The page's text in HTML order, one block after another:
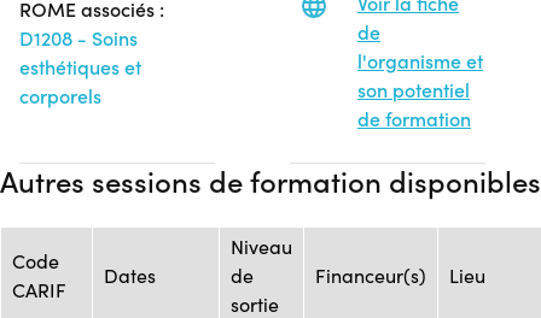
ROME associés :
D1208 - Soins
esthétiques et
corporels
de
l'organisme et
son potentiel
de formation
Autres sessions de formation disponibles
Code
CARIF
Dates
Niveau
de
sortie
Financeur(s) Lieu